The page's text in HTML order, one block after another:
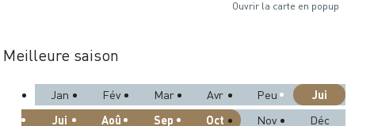
Ouvrir la carte en popup
Meilleure saison
Jan Fév Mar Avr Peu
Jui
Jui
Aoû Sep Oct Nov Déc